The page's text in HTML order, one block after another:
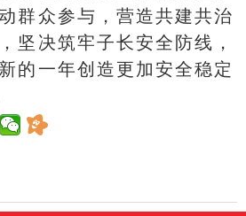
群众参与，营造共建共治
坚决筑牢子长安全防线，
的一年创造更加安全稳定